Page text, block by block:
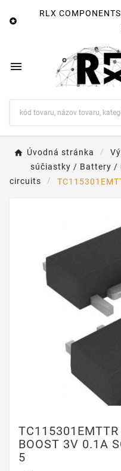

RLX

Úvodná stránka
súčiastky / Battery /
circuits
TC115301EMTTR
BOOST 3V 0.1A
5